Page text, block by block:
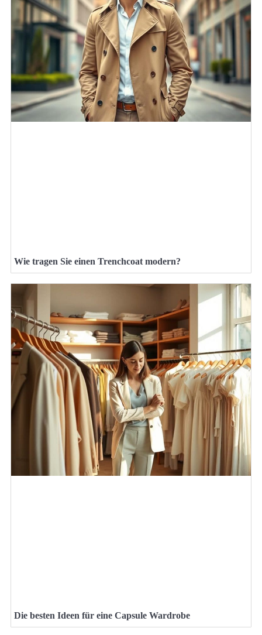
Wie tragen Sie einen Trenchcoat modern?
Die besten Ideen für eine Capsule Wardrobe